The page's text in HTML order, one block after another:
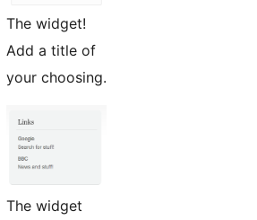
The widget!
Add a title of
your choosing.
The widget